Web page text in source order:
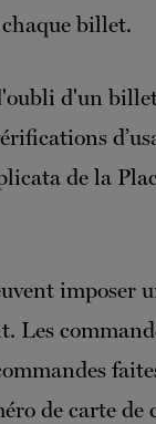
billet.
d'un
de la
imposer
Les
de carte de